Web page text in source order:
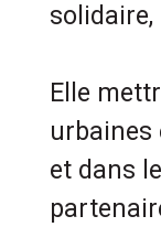
Elle
urbaines
et dans